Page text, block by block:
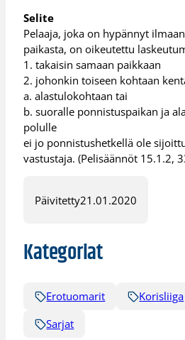
Selite
Pelaaja, joka on hypännyt
paikasta, on oikeutettu
1. takaisin samaan paikkaan
2. johonkin toiseen kohtaan
a. alastulokohtaan tai
b. suoralle ponnistuspaikan ja
polulle
ei jo ponnistushetkellä ole
vastustaja. (Pelisäännöt 15.1.2,
Päivitetty21.01.2020
Kategoriat
Erotuomarit Korisliiga
Sarjat